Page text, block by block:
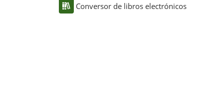
Conversor de libros electrónicos